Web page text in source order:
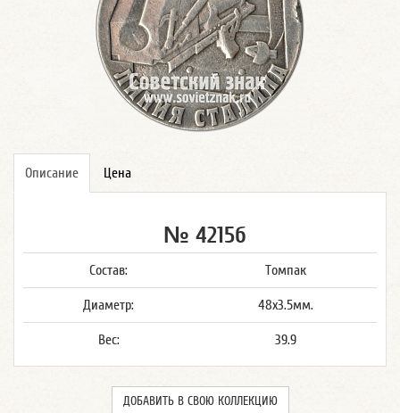
Описание Цена
№ 4215б
Состав: Томпак
Диаметр: 48x3.5мм.
Вес: 39.9
ДОБАВИТЬ В СВОЮ КОЛЛЕКЦИЮ